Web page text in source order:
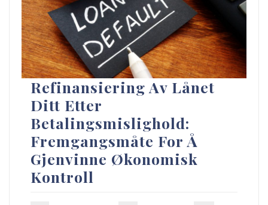
Refinansiering Av Lånet
Ditt Etter
Betalingsmislighold:
Fremgangsmåte For Å
Gjenvinne Økonomisk
Kontroll